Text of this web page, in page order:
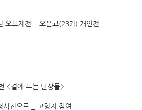
오브제전 _ 오은교(23기) 개인전
<곁에 두는 단상들>
사진으로 _ 고형지 참여